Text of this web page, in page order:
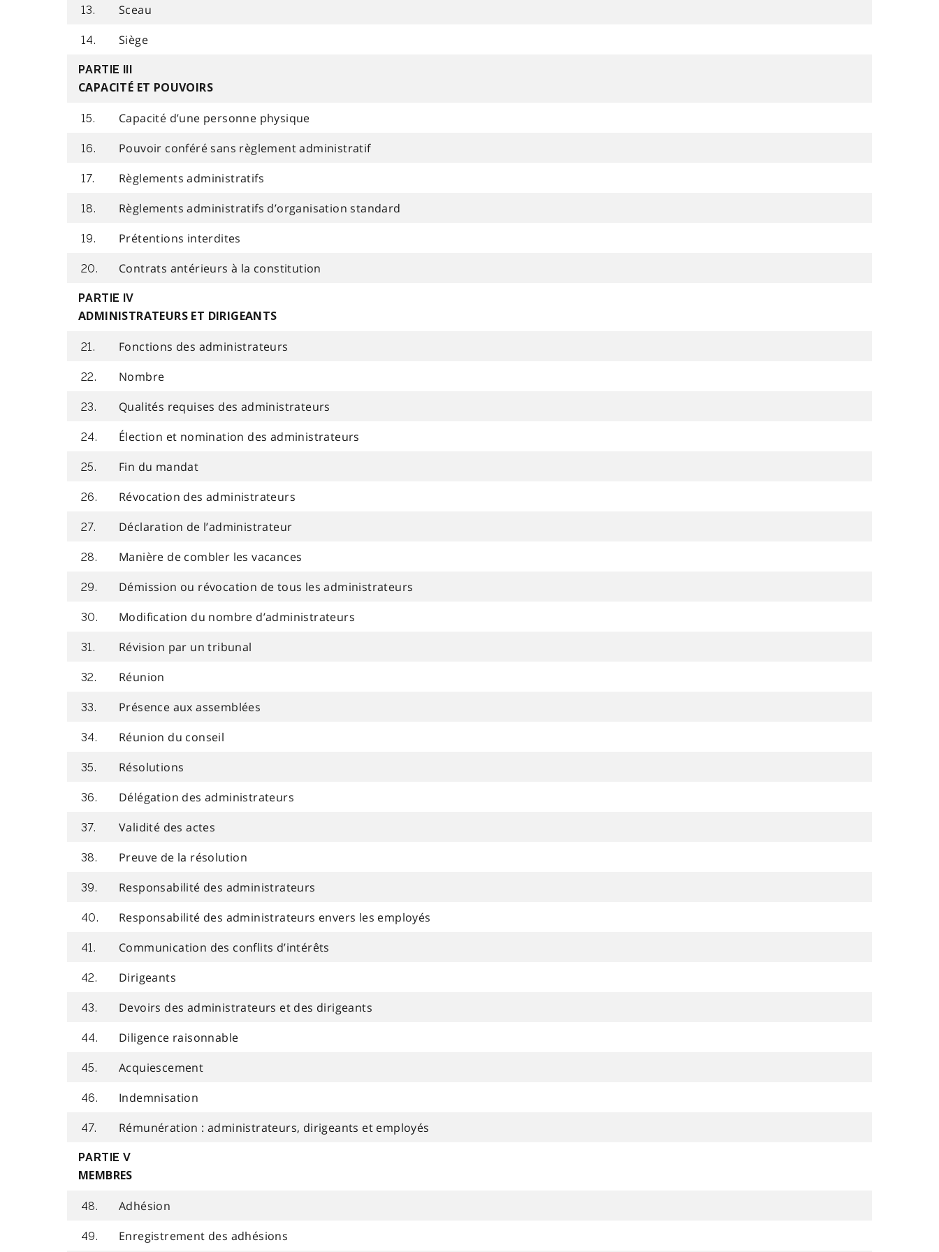
13. Sceau
14. Siège
PARTIE III
CAPACITÉ ET POUVOIRS
15. Capacité d’une personne physique
16. Pouvoir conféré sans règlement administratif
17. Règlements administratifs
18. Règlements administratifs d’organisation standard
19. Prétentions interdites
20. Contrats antérieurs à la constitution
PARTIE IV
ADMINISTRATEURS ET DIRIGEANTS
21. Fonctions des administrateurs
22. Nombre
23. Qualités requises des administrateurs
24. Élection et nomination des administrateurs
25. Fin du mandat
26. Révocation des administrateurs
27. Déclaration de l’administrateur
28. Manière de combler les vacances
29. Démission ou révocation de tous les administrateurs
30. Modification du nombre d’administrateurs
31. Révision par un tribunal
32. Réunion
33. Présence aux assemblées
34. Réunion du conseil
35. Résolutions
36. Délégation des administrateurs
37. Validité des actes
38. Preuve de la résolution
39. Responsabilité des administrateurs
40. Responsabilité des administrateurs envers les employés
41. Communication des conflits d’intérêts
42. Dirigeants
43. Devoirs des administrateurs et des dirigeants
44. Diligence raisonnable
45. Acquiescement
46. Indemnisation
47. Rémunération : administrateurs, dirigeants et employés
PARTIE V
MEMBRES
48. Adhésion
49. Enregistrement des adhésions